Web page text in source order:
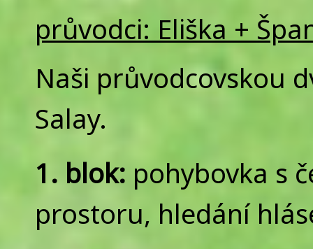
průvodci: Eliška +
Naši průvodcovskou
Salay.
1. blok: pohybovka s
prostoru, hledání